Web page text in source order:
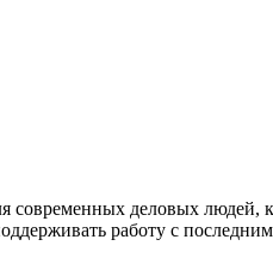
современных деловых людей,
работу с